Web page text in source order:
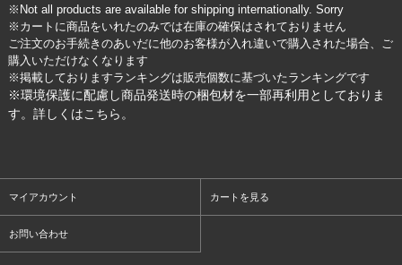
※Not all products are available for shipping internationally. Sorry
※カートに商品をいれたのみでは在庫の確保はされておりません
ご注文のお手続きのあいだに他のお客様が入れ違いで購入された場合、ご
購入いただけなくなります
※掲載しておりますランキングは販売個数に基づいたランキングです
※環境保護に配慮し商品発送時の梱包材を一部再利用としておりま
す。詳しくはこちら 。
マイアカウント カートを見る
お問い合わせ